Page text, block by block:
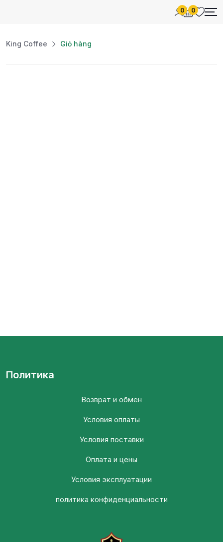
0 0
King Coffee Giỏ hàng
Политика
Возврат и обмен
Условия оплаты
Условия поставки
Оплата и цены
Условия эксплуатации
политика конфиденциальности